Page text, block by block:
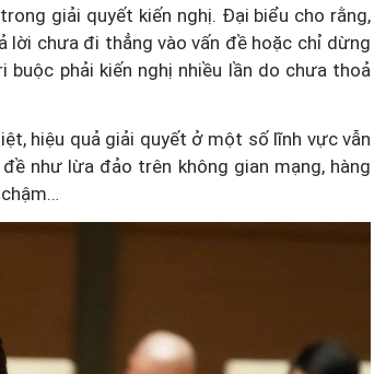
giải quyết kiến nghị. Đại biểu cho rằng,
chưa đi thẳng vào vấn đề hoặc chỉ dừng
phải kiến nghị nhiều lần do chưa thoả
hiệu quả giải quyết ở một số lĩnh vực vẫn
như lừa đảo trên không gian mạng, hàng